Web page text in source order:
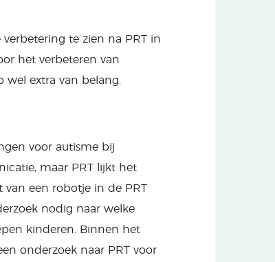
te zien na PRT in
het verbeteren van
extra van belang.
voor autisme bij
maar PRT lijkt het
van een robotje in de PRT
nodig naar welke
kinderen. Binnen het
onderzoek naar PRT voor